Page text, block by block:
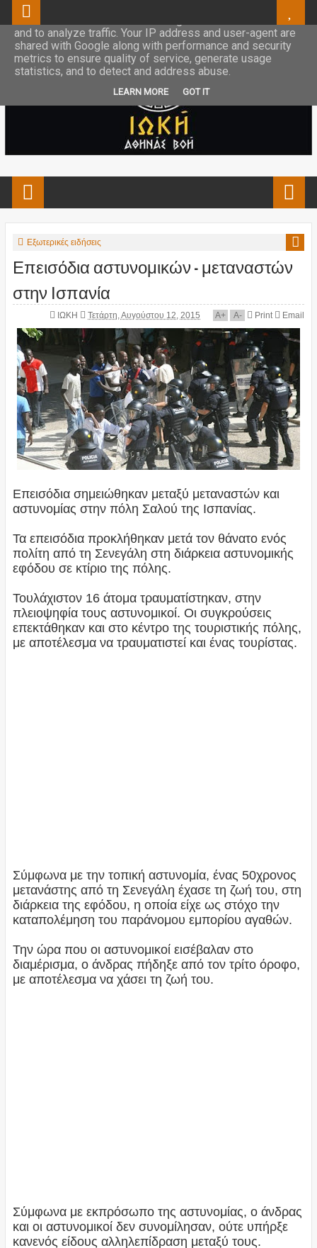
Εξωτερικές ειδήσεις
Επεισόδια αστυνομικών – μεταναστών
στην Ισπανία
ΙΩΚΗ Τετάρτη, Αυγούστου 12, 2015 A+ A- Print Email
Επεισόδια σημειώθηκαν μεταξύ μεταναστών και
αστυνομίας στην πόλη Σαλού της Ισπανίας.
Τα επεισόδια προκλήθηκαν μετά τον θάνατο ενός
πολίτη από τη Σενεγάλη στη διάρκεια αστυνομικής
εφόδου σε κτίριο της πόλης.
Τουλάχιστον 16 άτομα τραυματίστηκαν, στην
πλειοψηφία τους αστυνομικοί. Οι συγκρούσεις
επεκτάθηκαν και στο κέντρο της τουριστικής πόλης,
με αποτέλεσμα να τραυματιστεί και ένας τουρίστας.
Σύμφωνα με την τοπική αστυνομία, ένας 50χρονος
μετανάστης από τη Σενεγάλη έχασε τη ζωή του, στη
διάρκεια της εφόδου, η οποία είχε ως στόχο την
καταπολέμηση του παράνομου εμπορίου αγαθών.
Την ώρα που οι αστυνομικοί εισέβαλαν στο
διαμέρισμα, ο άνδρας πήδηξε από τον τρίτο όροφο,
με αποτέλεσμα να χάσει τη ζωή του.
Σύμφωνα με εκπρόσωπο της αστυνομίας, ο άνδρας
και οι αστυνομικοί δεν συνομίλησαν, ούτε υπήρξε
κανενός είδους αλληλεπίδραση μεταξύ τους.
This site uses cookies from Google to deliver its services
and to analyze traffic. Your IP address and user-agent are
shared with Google along with performance and security
metrics to ensure quality of service, generate usage
statistics, and to detect and address abuse.
LEARN MORE GOT IT